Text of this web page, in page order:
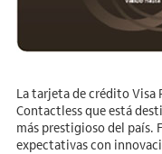
La tarjeta de crédito Visa
Contactless que está
más prestigioso del país.
expectativas con